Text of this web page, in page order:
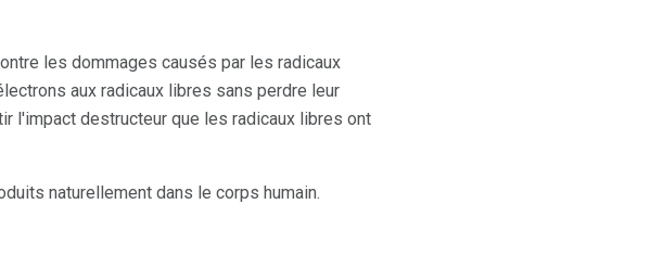
les dommages causés par les radicaux
aux radicaux libres sans perdre leur
l'impact destructeur que les radicaux libres ont
naturellement dans le corps humain.